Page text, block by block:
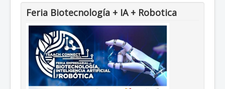
Feria Biotecnología + IA + Robotica